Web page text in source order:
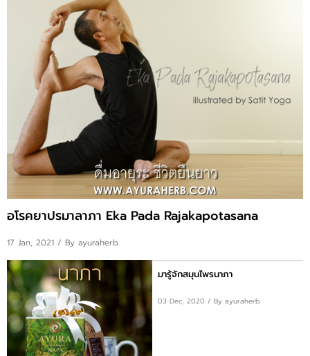
ติดต่อเรา
FAQS
ข่าวสาร
อโรคยาปรมาลาภา Eka Pada Rajakapotasana
17 Jan, 2021 / By ayuraherb
มารู้จักสมุนไพรนาภา
03 Dec, 2020 / By ayuraherb